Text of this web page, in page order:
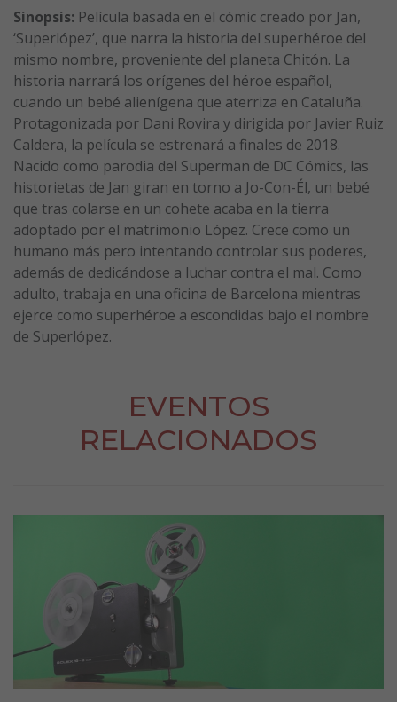
Sinopsis: Película basada en el cómic creado por Jan,
‘Superlópez’, que narra la historia del superhéroe del
mismo nombre, proveniente del planeta Chitón. La
historia narrará los orígenes del héroe español,
cuando un bebé alienígena que aterriza en Cataluña.
Protagonizada por Dani Rovira y dirigida por Javier Ruiz
Caldera, la película se estrenará a finales de 2018.
Nacido como parodia del Superman de DC Cómics, las
historietas de Jan giran en torno a Jo-Con-Él, un bebé
que tras colarse en un cohete acaba en la tierra
adoptado por el matrimonio López. Crece como un
humano más pero intentando controlar sus poderes,
además de dedicándose a luchar contra el mal. Como
adulto, trabaja en una oficina de Barcelona mientras
ejerce como superhéroe a escondidas bajo el nombre
de Superlópez.
EVENTOS
RELACIONADOS